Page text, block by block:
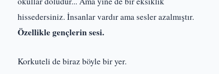
hissedersiniz. İnsanlar vardır ama sesler azalmıştır.
Özellikle gençlerin sesi.
Korkuteli de biraz böyle bir yer.